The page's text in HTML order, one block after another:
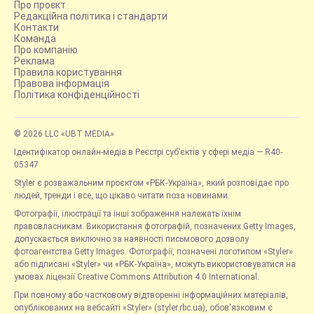
Про проєкт
Редакційна політика і стандарти
Контакти
Команда
Про компанію
Реклама
Правила користування
Правова інформація
Політика конфіденційності
© 2026 LLC «UBT MEDIA»
Ідентифікатор онлайн-медіа в Реєстрі суб’єктів у сфері медіа — R40-
05347
Styler є розважальним проєктом «РБК-Україна», який розповідає про
людей, тренди і все, що цікаво читати поза новинами.
Фотографії, ілюстрації та інші зображення належать їхнім
правовласникам. Використання фотографій, позначених Getty Images,
допускається виключно за наявності письмового дозволу
фотоагентства Getty Images. Фотографії, позначені логотипом «Styler»
або підписані «Styler» чи «РБК-Україна», можуть використовуватися на
умовах ліцензії Creative Commons Attribution 4.0 International.
При повному або частковому відтворенні інформаційних матеріалів,
опублікованих на вебсайті «Styler» (styler.rbc.ua), обов'язковим є